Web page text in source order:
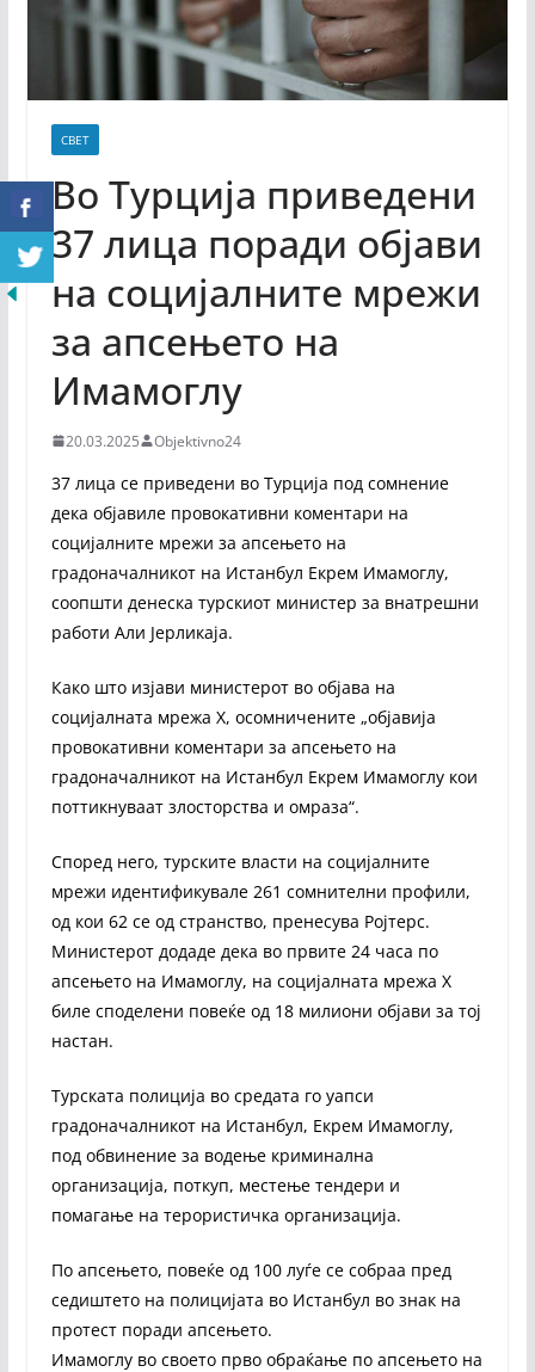
СВЕТ
Во Турција приведени
37 лица поради објави
на социјалните мрежи
за апсењето на
Имамоглу
20.03.2025 Objektivno24
37 лица се приведени во Турција под сомнение
дека објавиле провокативни коментари на
социјалните мрежи за апсењето на
градоначалникот на Истанбул Екрем Имамоглу,
соопшти денеска турскиот министер за внатрешни
работи Али Јерликаја.
Како што изјави министерот во објава на
социјалната мрежа Х, осомничените „објавија
провокативни коментари за апсењето на
градоначалникот на Истанбул Екрем Имамоглу кои
поттикнуваат злосторства и омраза“.
Според него, турските власти на социјалните
мрежи идентификувале 261 сомнителни профили,
од кои 62 се од странство, пренесува Ројтерс.
Министерот додаде дека во првите 24 часа по
апсењето на Имамоглу, на социјалната мрежа Х
биле споделени повеќе од 18 милиони објави за тој
настан.
Турската полиција во средата го уапси
градоначалникот на Истанбул, Екрем Имамоглу,
под обвинение за водење криминална
организација, поткуп, местење тендери и
помагање на терористичка организација.
По апсењето, повеќе од 100 луѓе се собраа пред
седиштето на полицијата во Истанбул во знак на
протест поради апсењето.
Имамоглу во своето прво обраќање по апсењето на